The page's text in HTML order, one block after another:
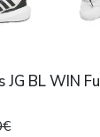
BL WIN